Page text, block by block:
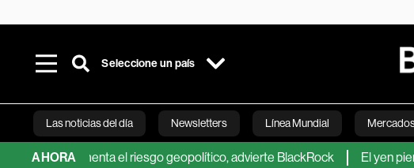
Seleccione un país
Las noticias del día Newsletters Línea Mundial
Bloomberg Green
AHORA
aumenta el riesgo geopolítico, advierte BlackRock El yen pierde